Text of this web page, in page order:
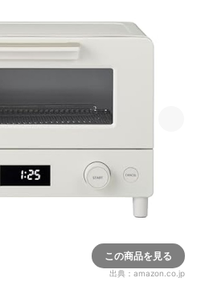
この商品を見る
出典： amazon.co.jp